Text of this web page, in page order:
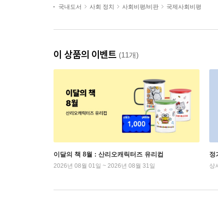
국내도서 사회 정치 사회비평/비판 국제사회비평
이 상품의 이벤트 (11개)
이달의 책 8월 : 산리오캐릭터즈 유리컵
2026년 08월 01일 ~ 2026년 08월 31일
정
상